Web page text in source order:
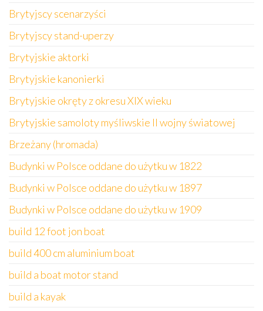
Brytyjscy scenarzyści
Brytyjscy stand-uperzy
Brytyjskie aktorki
Brytyjskie kanonierki
Brytyjskie okręty z okresu XIX wieku
Brytyjskie samoloty myśliwskie II wojny światowej
Brzeżany (hromada)
Budynki w Polsce oddane do użytku w 1822
Budynki w Polsce oddane do użytku w 1897
Budynki w Polsce oddane do użytku w 1909
build 12 foot jon boat
build 400 cm aluminium boat
build a boat motor stand
build a kayak